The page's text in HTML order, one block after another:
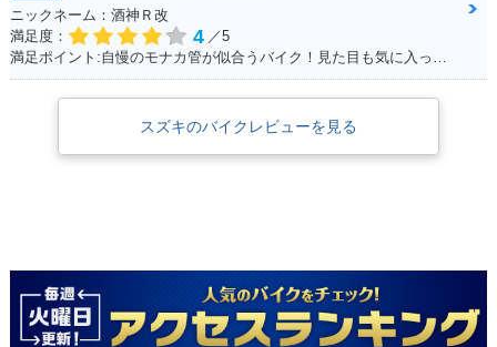
2006年 ADDRESS
2006年 ADDRESS
1997年 ADDRESS
1996年 ADDRESS
1995年 ADDRESS
ニックネーム：酒神Ｒ改
満足度：
4 ／5
スズキのバイクレビューを見る